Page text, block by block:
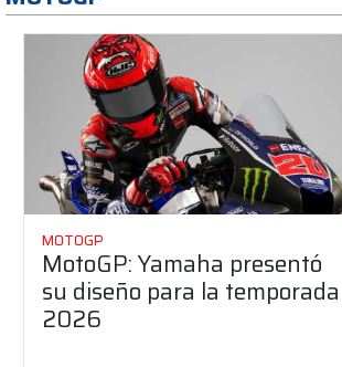
MOTOGP
MotoGP: Yamaha presentó
su diseño para la temporada
2026